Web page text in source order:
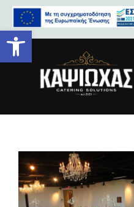
Untitled800x600
Ανοίξτε τη γραμμή εργαλείων